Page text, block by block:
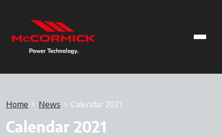
Home News Calendar 2021
Calendar 2021